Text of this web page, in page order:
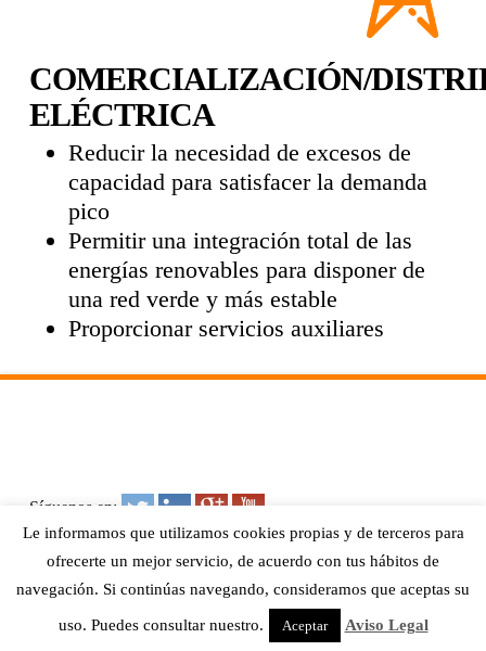
COMERCIALIZACIÓN/
ELÉCTRICA
Reducir la necesidad de excesos de
capacidad para satisfacer la demanda
pico
Permitir una integración total de las
energías renovables para disponer de
una red verde y más estable
Proporcionar servicios auxiliares
Síguenos en:
© - HydraRedox
BYsiete34
Le informamos que utilizamos cookies propias y de terceros para
ofrecerte un mejor servicio, de acuerdo con tus hábitos de
navegación. Si continúas navegando, consideramos que aceptas su
uso. Puedes consultar nuestro. Aceptar Aviso Legal